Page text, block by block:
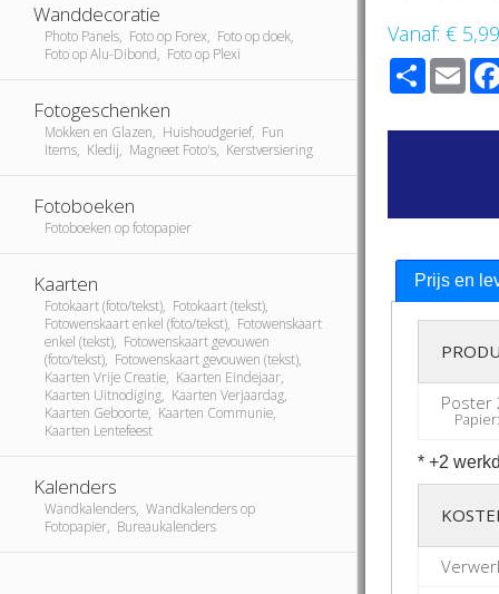
Wanddecoratie
Photo Panels, Foto op Forex, Foto op doek,
Foto op Alu-Dibond, Foto op Plexi
Fotogeschenken
Mokken en Glazen, Huishoudgerief, Fun
Items, Kledij, Magneet Foto's, Kerstversiering
Fotoboeken
Fotoboeken op fotopapier
Kaarten
Fotokaart (foto/tekst), Fotokaart (tekst),
Fotowenskaart enkel (foto/tekst), Fotowenskaart
enkel (tekst), Fotowenskaart gevouwen
(foto/tekst), Fotowenskaart gevouwen (tekst),
Kaarten Vrije Creatie, Kaarten Eindejaar,
Kaarten Uitnodiging, Kaarten Verjaardag,
Kaarten Geboorte, Kaarten Communie,
Kaarten Lentefeest
Kalenders
Wandkalenders, Wandkalenders op
Fotopapier, Bureaukalenders
Vanaf:€
Share
Prijs en
Poster
* +2